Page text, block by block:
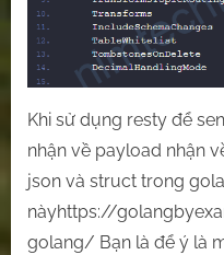
Khi sử dụng resty để
nhận về payload nhận
json và struct trong
nàyhttps://
golang/ Bạn là để ý là